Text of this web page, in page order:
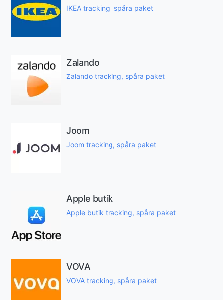
IKEA tracking, spåra paket
Zalando
Zalando tracking, spåra paket
Joom
Joom tracking, spåra paket
Apple butik
Apple butik tracking, spåra paket
VOVA
VOVA tracking, spåra paket